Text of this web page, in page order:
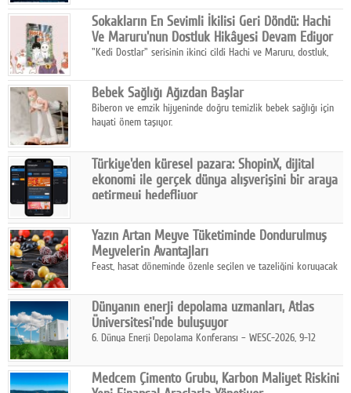
haritasında önemli bir destinasyon haline getirmeye
hazırlanıyor.
Sokakların En Sevimli İkilisi Geri Döndü: Hachi
Ve Maruru'nun Dostluk Hikâyesi Devam Ediyor
"Kedi Dostlar" serisinin ikinci cildi Hachi ve Maruru, dostluk,
mevsiminin zorlu koşulları eşliğinde anlatıyor.
Bebek Sağlığı Ağızdan Başlar
Biberon ve emzik hijyeninde doğru temizlik bebek sağlığı için
hayati önem taşıyor.
Türkiye'den küresel pazara: ShopinX, dijital
ekonomi ile gerçek dünya alışverişini bir araya
getirmeyi hedefliyor
ekonomi ile gerçek dünya alışveriş deneyimi arasında köprü
kurmayı hedefleyen vizyonuyla uluslararası pazarlara açılıyor.
Yazın Artan Meyve Tüketiminde Dondurulmuş
Meyvelerin Avantajları
Feast, hasat döneminde özenle seçilen ve tazeliğini koruyacak
pratik, güvenilir ve lezzetli bir alternatif sunuyor.
Dünyanın enerji depolama uzmanları, Atlas
Üniversitesi'nde buluşuyor
6. Dünya Enerji Depolama Konferansı – WESC-2026, 9-12
sahipliğinde gerçekleştirilecek.
Medcem Çimento Grubu, Karbon Maliyet Riskini